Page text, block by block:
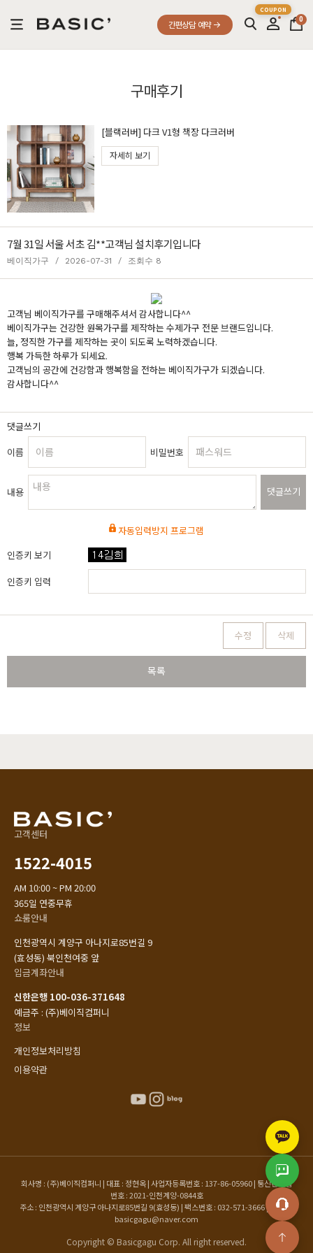
간편상담 예약
0
구매후기
[블랙러버] 다크 V1형 책장 다크러버
자세히 보기
7월 31일 서울 서초 김**고객님 설치후기입니다
베이직가구 / 2026-07-31 / 조회수 8
고객님 베이직가구를 구매해주셔서 감사합니다^^
베이직가구는 건강한 원목가구를 제작하는 수제가구 전문 브랜드입니다.
늘, 정직한 가구를 제작하는 곳이 되도록 노력하겠습니다.
행복 가득한 하루가 되세요.
고객님의 공간에 건강함과 행복함을 전하는 베이직가구가 되겠습니다.
감사합니다^^
댓글쓰기
이름
비밀번호
내용 댓글쓰기
자동입력방지 프로그램
인증키 보기
인증키 입력
수정 삭제
목록
고객센터
1522-4015
AM 10:00 ~ PM 20:00
365일 연중무휴
쇼룸안내
인천광역시 계양구 아나지로85번길 9
(효성동) 북인천여중 앞
입금계좌안내
신한은행 100-036-371648
예금주 : (주)베이직컴퍼니
정보
개인정보처리방침
이용약관
회사명 : (주)베이직컴퍼니 | 대표 : 정현옥 | 사업자등록번호 : 137-86-05960 | 통신판매업
번호 : 2021-인천계양-0844호
주소 : 인천광역시 계양구 아나지로85번길 9(효성동) | 팩스번호 : 032-571-3666 | 이메일 :
basicgagu@naver.com
Copyright © Basicgagu Corp. All right reserved.